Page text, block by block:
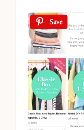
Save